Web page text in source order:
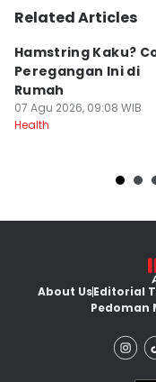
Editor
Related Articles
Hamstring Kaku?
Peregangan Ini di
Rumah
07 Agu 2026, 09:08 WIB
Health
About UsEditorial
Pedoman